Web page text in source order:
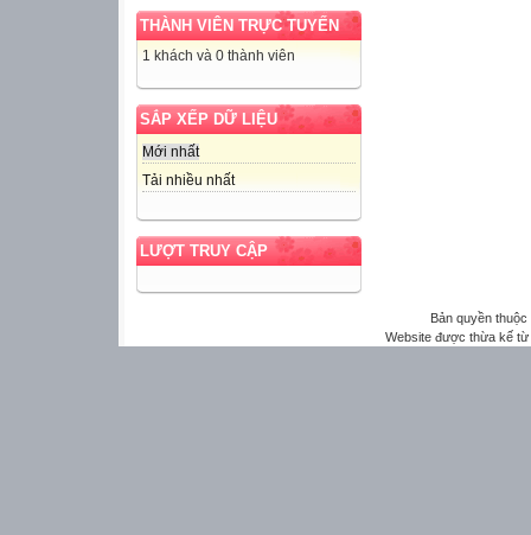
THÀNH VIÊN TRỰC TUYẾN
1 khách và 0 thành viên
SẮP XẾP DỮ LIỆU
Mới nhất
Tải nhiều nhất
LƯỢT TRUY CẬP
Bản quyền
Website được thừa kế từ